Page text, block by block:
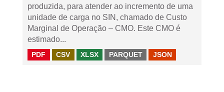
produzida, para atender ao incremento de uma
unidade de carga no SIN, chamado de Custo
Marginal de Operação – CMO. Este CMO é
estimado...
PDF CSV XLSX PARQUET JSON